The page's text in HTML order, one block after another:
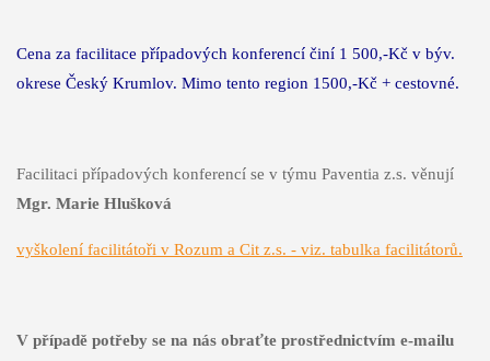
Cena za facilitace případových konferencí činí 1 500,-Kč v býv.
okrese Český Krumlov. Mimo tento region 1500,-Kč + cestovné.
Facilitaci případových konferencí se v týmu Paventia z.s. věnují
Mgr. Marie Hlušková
vyškolení facilitátoři v Rozum a Cit z.s. - viz. tabulka facilitátorů.
V případě potřeby se na nás obraťte prostřednictvím e-mailu